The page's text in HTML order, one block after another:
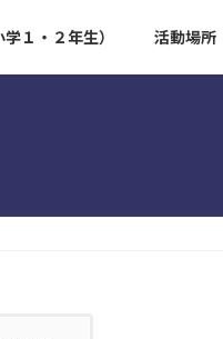
１・２年生） 活動場所